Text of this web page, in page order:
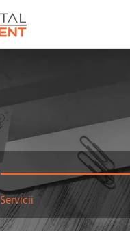
Servicii